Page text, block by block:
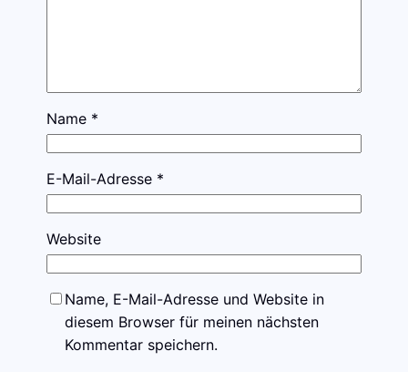
Name *
E-Mail-Adresse *
Website
Name, E-Mail-Adresse und Website in
diesem Browser für meinen nächsten
Kommentar speichern.